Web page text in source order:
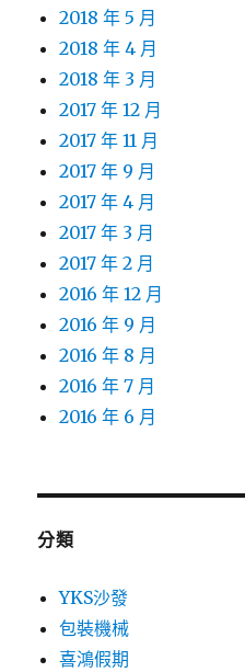
2018 年 5 月
2018 年 4 月
2018 年 3 月
2017 年 12 月
2017 年 11 月
2017 年 9 月
2017 年 4 月
2017 年 3 月
2017 年 2 月
2016 年 12 月
2016 年 9 月
2016 年 8 月
2016 年 7 月
2016 年 6 月
分類
YKS沙發
包裝機械
喜鴻假期